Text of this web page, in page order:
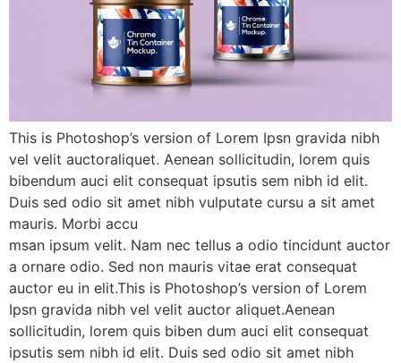
This is Photoshop’s version of Lorem Ipsn gravida nibh
vel velit auctoraliquet. Aenean sollicitudin, lorem quis
bibendum auci elit consequat ipsutis sem nibh id elit.
Duis sed odio sit amet nibh vulputate cursu a sit amet
mauris. Morbi accu
msan ipsum velit. Nam nec tellus a odio tincidunt auctor
a ornare odio. Sed non mauris vitae erat consequat
auctor eu in elit.This is Photoshop’s version of Lorem
Ipsn gravida nibh vel velit auctor aliquet.Aenean
sollicitudin, lorem quis biben dum auci elit consequat
ipsutis sem nibh id elit. Duis sed odio sit amet nibh